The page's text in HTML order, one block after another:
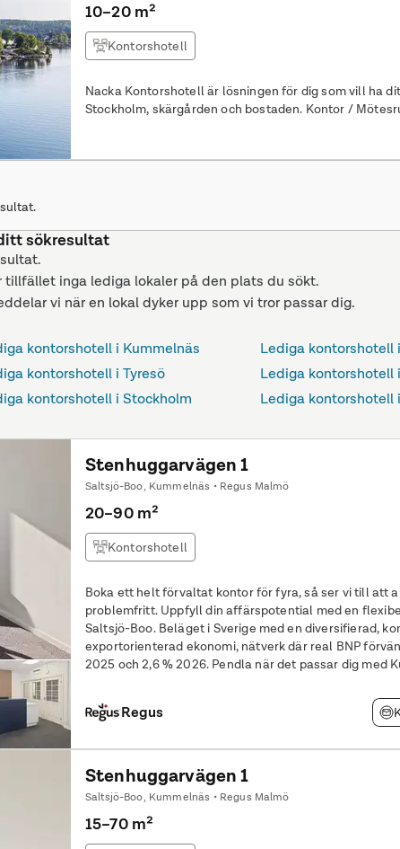
10–20 m²
Kontorshotell
Nacka Kontorshotell är lösningen för dig som vill ha
Stockholm, skärgården och
sökresultat
tillfället inga lediga lokaler på den plats du sökt.
vi när en lokal dyker upp som vi tror passar dig.
kontorshotell i Kummelnäs
Lediga kontorshotell
kontorshotell i Tyresö
Lediga kontorshotell
kontorshotell i Stockholm Lediga kontorshotell
Stenhuggarvägen 1
Saltsjö-Boo, Kummelnäs • Regus Malmö
20–90 m²
Kontorshotell
Boka ett helt förvaltat kontor för fyra, så ser vi till att
problemfritt. Uppfyll din affärspotential med en flexibel arbetsplats i
Saltsjö-Boo. Beläget i Sverige med en diversifierad,
exportorienterad ekonomi, nätverk där real BNP
2025 och 2,6 % 2026. Pendla när det passar dig med
Regus
Stenhuggarvägen 1
Saltsjö-Boo, Kummelnäs • Regus Malmö
15–70 m²